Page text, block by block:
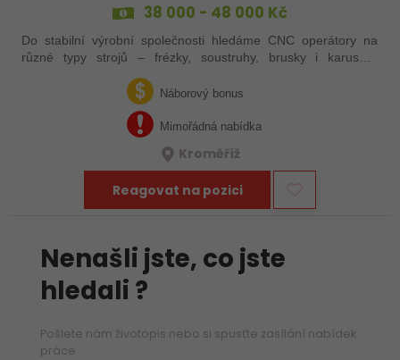
38 000 - 48 000 Kč
Do stabilní výrobní společnosti hledáme CNC operátory na
různé typy strojů – frézky, soustruhy, brusky i karusely.
technických oborů, kteří se…Náborový bonus
Mimořádná nabídka
Kroměříž
Reagovat na pozici
Nenašli jste, co jste
hledali ?
Pošlete nám životopis nebo si spusťte zasílání nabídek
práce